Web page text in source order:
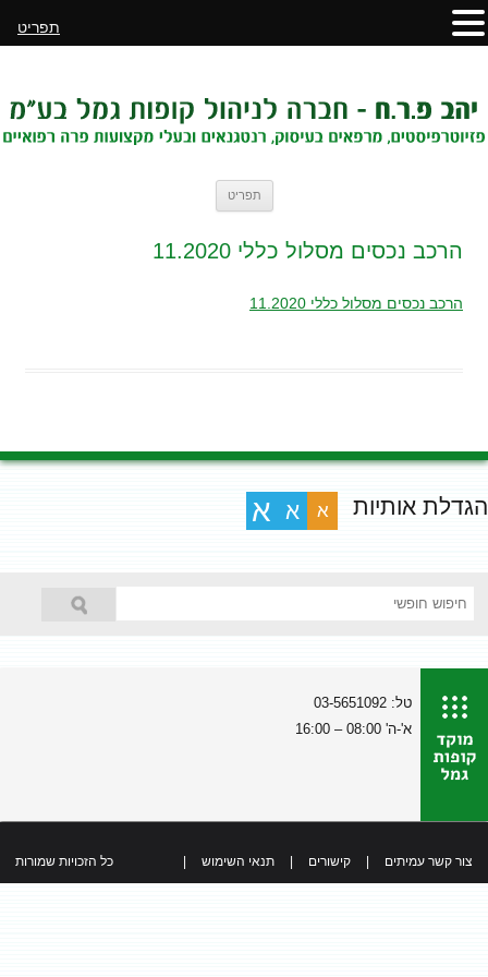
תפריט
הרכב נכסים מסלול כללי 11.2020
הרכב נכסים מסלול כללי 11.2020
הגדלת אותיות א א א
טל: 03-5651092
א'-ה' 08:00 – 16:00
צור קשר עמיתים קישורים תנאי השימוש כל הזכויות שמורות
תפריט